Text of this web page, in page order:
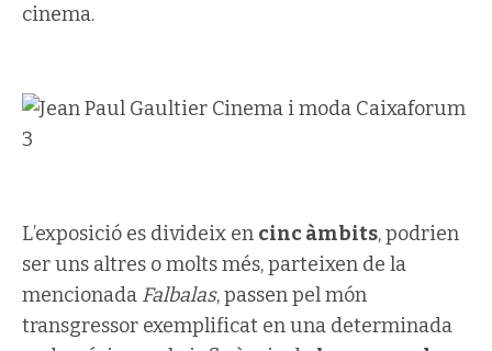
cinema.
L’exposició es divideix en cinc àmbits, podrien
ser uns altres o molts més, parteixen de la
mencionada Falbalas, passen pel món
transgressor exemplificat en una determinada